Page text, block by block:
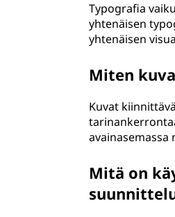
Typografia
yhtenäisen
yhtenäisen
Miten
Kuvat
Mitä on